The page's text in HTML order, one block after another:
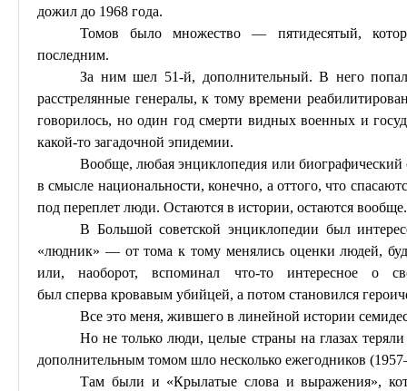
дожил до 1968 года.
Томов было множество — пятидесятый,
последним.
За ним шел 51-й, дополнительный. В него
расстрелянные генералы, к тому времени
говорилось, но один год смерти видных военных и
какой-то загадочной эпидемии.
Вообще, любая энциклопедия или биографический
в смысле национальности, конечно, а оттого, что
под переплет люди. Остаются в истории, остаются вообще.
В Большой советской энциклопедии был
«людник» — от тома к тому менялись оценки людей,
или, наоборот, вспоминал что-то интересное о
был сперва кровавым убийцей, а потом становился
Все это меня, жившего в линейной истории
Но не только люди, целые страны на глазах
дополнительным томом шло несколько ежегодников
Там были и «Крылатые слова и выражения»,